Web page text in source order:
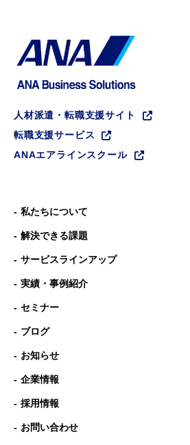
人材派遣・転職支援サイト
転職支援サービス
ANAエアラインスクール
私たちについて
解決できる課題
サービスラインアップ
実績・事例紹介
セミナー
ブログ
お知らせ
企業情報
採用情報
お問い合わせ